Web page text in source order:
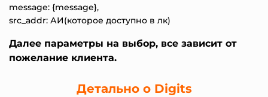
message: {message},
Далее параметры на выбор, все зависит от
пожелание клиента.
Детально о Digits